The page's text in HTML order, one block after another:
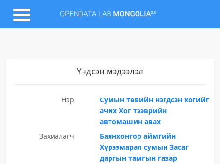
Үндсэн мэдээлэл
Нэр
Сумын төвийн нэгдсэн хогийг
ачих Хог тээврийн
автомашин авах
Захиалагч
Баянхонгор аймгийн
Хүрээмарал сумын Засаг
даргын тамгын газар